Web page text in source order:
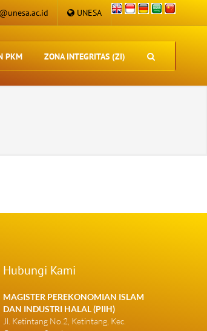
UNESA
PKM ZONA INTEGRITAS (ZI)
Hubungi Kami
MAGISTER PEREKONOMIAN ISLAM
DAN INDUSTRI HALAL (PIIH)
Jl. Ketintang No.2, Ketintang, Kec.